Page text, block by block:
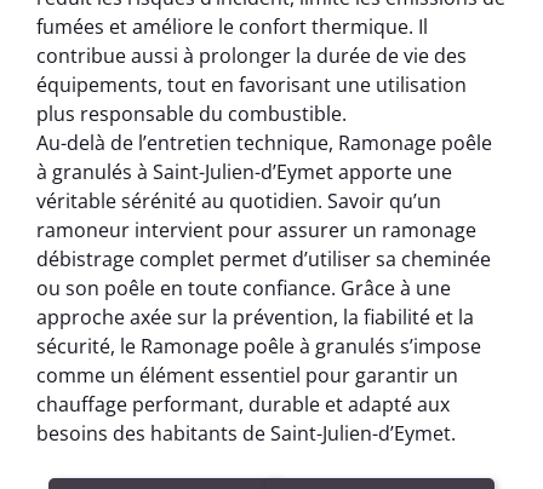
fumées et améliore le confort thermique. Il
contribue aussi à prolonger la durée de vie des
équipements, tout en favorisant une utilisation
plus responsable du combustible.
Au-delà de l’entretien technique, Ramonage poêle
à granulés à Saint-Julien-d’Eymet apporte une
véritable sérénité au quotidien. Savoir qu’un
ramoneur intervient pour assurer un ramonage
débistrage complet permet d’utiliser sa cheminée
ou son poêle en toute confiance. Grâce à une
approche axée sur la prévention, la fiabilité et la
sécurité, le Ramonage poêle à granulés s’impose
comme un élément essentiel pour garantir un
chauffage performant, durable et adapté aux
besoins des habitants de Saint-Julien-d’Eymet.